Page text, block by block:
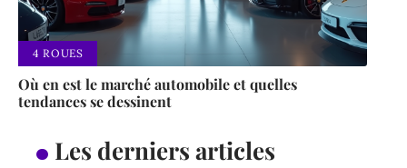
4 ROUES
Où en est le marché automobile et quelles
tendances se dessinent
Les derniers articles